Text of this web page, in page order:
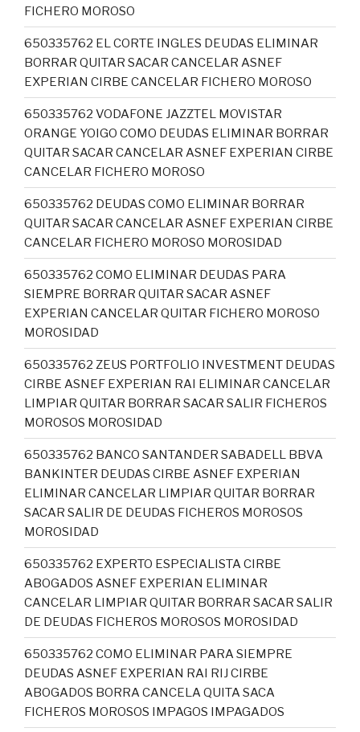
FICHERO MOROSO
650335762 EL CORTE INGLES DEUDAS ELIMINAR
BORRAR QUITAR SACAR CANCELAR ASNEF
EXPERIAN CIRBE CANCELAR FICHERO MOROSO
650335762 VODAFONE JAZZTEL MOVISTAR
ORANGE YOIGO COMO DEUDAS ELIMINAR BORRAR
QUITAR SACAR CANCELAR ASNEF EXPERIAN CIRBE
CANCELAR FICHERO MOROSO
650335762 DEUDAS COMO ELIMINAR BORRAR
QUITAR SACAR CANCELAR ASNEF EXPERIAN CIRBE
CANCELAR FICHERO MOROSO MOROSIDAD
650335762 COMO ELIMINAR DEUDAS PARA
SIEMPRE BORRAR QUITAR SACAR ASNEF
EXPERIAN CANCELAR QUITAR FICHERO MOROSO
MOROSIDAD
650335762 ZEUS PORTFOLIO INVESTMENT DEUDAS
CIRBE ASNEF EXPERIAN RAI ELIMINAR CANCELAR
LIMPIAR QUITAR BORRAR SACAR SALIR FICHEROS
MOROSOS MOROSIDAD
650335762 BANCO SANTANDER SABADELL BBVA
BANKINTER DEUDAS CIRBE ASNEF EXPERIAN
ELIMINAR CANCELAR LIMPIAR QUITAR BORRAR
SACAR SALIR DE DEUDAS FICHEROS MOROSOS
MOROSIDAD
650335762 EXPERTO ESPECIALISTA CIRBE
ABOGADOS ASNEF EXPERIAN ELIMINAR
CANCELAR LIMPIAR QUITAR BORRAR SACAR SALIR
DE DEUDAS FICHEROS MOROSOS MOROSIDAD
650335762 COMO ELIMINAR PARA SIEMPRE
DEUDAS ASNEF EXPERIAN RAI RIJ CIRBE
ABOGADOS BORRA CANCELA QUITA SACA
FICHEROS MOROSOS IMPAGOS IMPAGADOS